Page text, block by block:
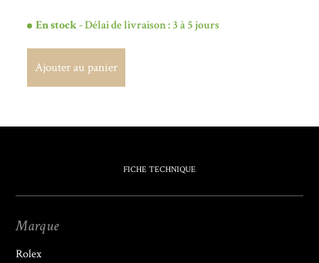
En stock- Délai de livraison : 3 à 5 jours
Ajouter au panier
Ajouter au panier
FICHE TECHNIQUE
Marque
Rolex